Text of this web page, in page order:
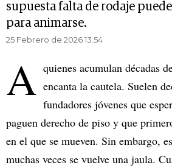
supuesta falta de rodaje
para animarse.
25 Febrero de 2026 13.54
A quienes acumulan décadas
encanta la cautela. Suelen
fundadores jóvenes que
paguen derecho de piso y que
en el que se mueven. Sin embargo,
muchas veces se vuelve una jaula.